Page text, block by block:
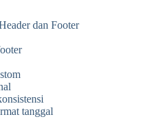
dan Footer
tanggal